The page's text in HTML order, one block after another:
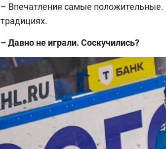
– Впечатления самые
традициях.
– Давно не играли. Соскучились?